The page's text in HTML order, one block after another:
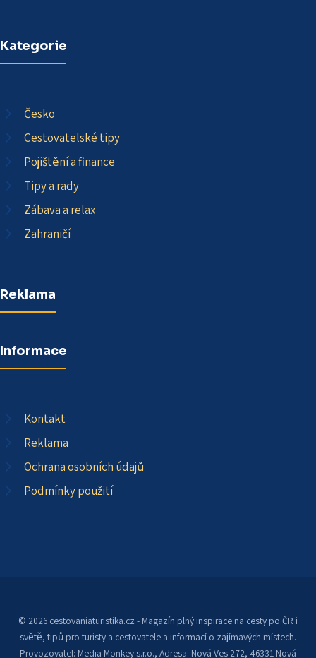
Kategorie
Česko
Cestovatelské tipy
Pojištění a finance
Tipy a rady
Zábava a relax
Zahraničí
Reklama
Informace
Kontakt
Reklama
Ochrana osobních údajů
Podmínky použití
© 2026 cestovaniaturistika.cz - Magazín plný inspirace na cesty po ČR i
světě, tipů pro turisty a cestovatele a informací o zajímavých místech.
Provozovatel: Media Monkey s.r.o., Adresa: Nová Ves 272, 46331 Nová